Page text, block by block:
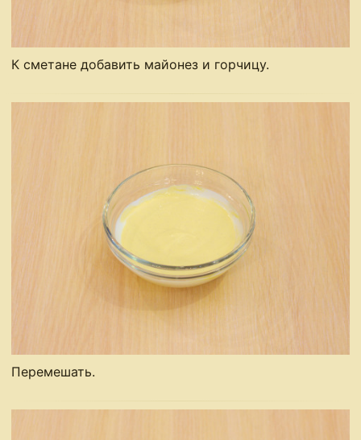
К сметане добавить майонез и горчицу.
Перемешать.